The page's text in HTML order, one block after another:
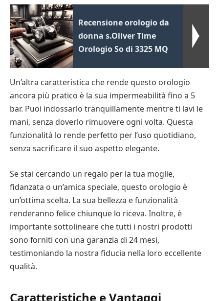
Recensione orologio da
donna s.Oliver Time
Orologio So di 3325 MQ
Un’altra caratteristica che rende questo orologio
ancora più pratico è la sua impermeabilità fino a 5
bar. Puoi indossarlo tranquillamente mentre ti lavi le
mani, senza doverlo rimuovere ogni volta. Questa
funzionalità lo rende perfetto per l’uso quotidiano,
senza sacrificare il suo aspetto elegante.
Se stai cercando un regalo per la tua moglie,
fidanzata o un’amica speciale, questo orologio è
un’ottima scelta. La sua bellezza e funzionalità
renderanno felice chiunque lo riceva. Inoltre, è
importante sottolineare che tutti i nostri prodotti
sono forniti con una garanzia di 24 mesi,
testimoniando la nostra fiducia nella loro eccellente
qualità.
Caratteristiche e Vantaggi